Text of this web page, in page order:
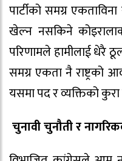
पार्टीको समग्र एकताविना
खेल्न नसकिने
परिणामले हामीलाई धेरै
समग्र एकता नै राष्ट्रको
यसमा पद र व्यक्तिको
चुनावी चुनौती र